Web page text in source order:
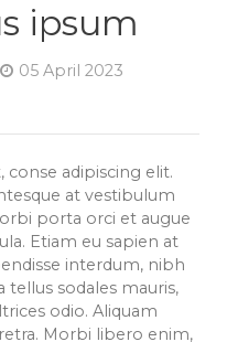
ipsum
05 April 2023
adipiscing elit.
at vestibulum
porta orci et augue
Etiam eu sapien at
interdum, nibh
tellus sodales mauris,
odio. Aliquam
Morbi libero enim,